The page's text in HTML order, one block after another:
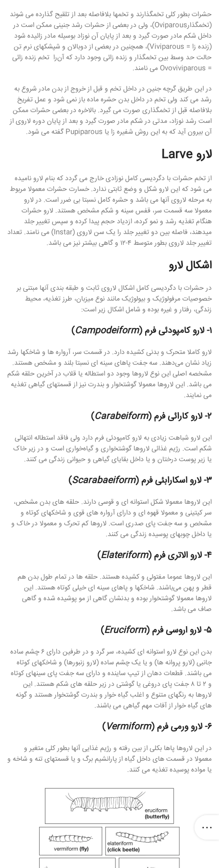
حشرات بطور کلی تخمگذارند و تخمها بلافاصله بعد از تلقیح گذارده می شوند
(تخمگذارOviparous)، ولی در بعضی از حشرات رشد جنینی ممکن است در
داخل شکم مادر صورت گیرد و بعد از پایان آن نوزاد بوسیله مادر زائیده شود
(زنده زا = Viviparous)، همچنین در بعضی از دوبالان و شپشکهای نرم تن
حالت حد وسط بین تخمگذار و زنده زائی وجود دارد که آن‌را تخم زنده زائی
= Ovoviviparous می نامند.
در این طریق گرچه جنین در داخل تخم و قبل از خروج از بدن مادر شروع به
رشد می کند ولی تخم در داخل بدن حشره ماده باز نمی شود و عمل تفريخ
بلافاصله قبل از تخمگذاری صورت می گیرد. بالاخره در بعضی حشرات ممکن
است رشد نوزاد، مدتی در شکم مادر صورت گیرد و بعد از پایان دوره لاروی از
آن بیرون آید که به این روش شفیره زا یا Pupiparous گفته می شود.
لارو Larve
از تخم حشرات با دگردیسی کامل نوزادی خارج می گردد که بنام لارو نامیده
می شود که این لارو شکل و وضع ثابتی ندارد. خسارت حشرات معمولا مربوط
به مرحله لاروی آنها می باشد و حشره کامل نسبتا بی ضرر است. در لارو
معمولا سه قسمت سر، قفس سینه و شکم مشخص هستند. لارو حشرات
هنگام تغذیه رشد و نمو کرده، ازدیاد حجم پیدا کرده و سپس تغییر جلد
میدهند، فاصله بین دو تغییر جلد را یک سن لاروى (Instar) می نامند. تعداد
تغییر جلد لاروی بطور متوسط ۴-۱۲ و گاهی بیشتر نیز می باشد.
اشکال لارو
در حشرات با دگردیسی کامل اشكال لاروی ثابت و طبقه بندی آنها مبتنی بر
خصوصیات مرفولوژیک و بیولوژیک مانند نوع میزبان، طرز تغذیه، محیط
زندگی، رفتار و غیره بوده و شامل اشکال زیر است:
١- لارو کامپودئی فرم ( Campodeiform
)
لارو کاملا متحرک و بدنی کشیده دارد. در قسمت سر، آرواره ها و شاخکها رشد
زیاد نشان می‌دهند. سه جفت پاهای سینه ای نسبتا بلند و مشخص هستند.
مشخصه اصلی این نوع لاروها وجود دو استطاله یا قلاب در آخرین حلقه شکم
می باشد. این لاروها معمولا گوشتخوار و بندرت نیز از قسمتهای گیاهی تغذیه
می نمایند.
۲- لارو کارائی فرم ( Carabeiform
)
این لارو شباهت زیادی به لارو کامپودئی فرم دارد ولی فاقد استطاله انتهائی
شکم است. رژیم غذائی لاروها گوشتخواری و گیاه‌خواری است و در زیر خاک
یا زیر پوست درختان و یا داخل بقایای گیاهی و حیوانی زندگی می کنند.
٣- لارو اسكارابئی فرم ( Scarabaeiform
)
این لاروها معمولا شکل استوانه ای و قوسی دارند. حلقه های بدن مشخص،
سر کیتینی و معمولا قهوه ای و دارای آرواره های قوی و شاخکهای کوتاه و
مشخص و سه جفت پای صدری است. لاروها کم تحرک و معمولا در خاک و
یا داخل چوبهای پوسیده زندگی می کنند.
۴- لارو الاتری فرم ( Elateriform
)
این لاروها عموما مفتولی و کشیده هستند. حلقه ها در تمام طول بدن هم
قطر و پهن می‌باشند. شاخکها و پاهای سینه ای خیلی کوتاه هستند. این
لاروها معمولا گوشتخوار بوده و بدنشان گاهی از مو پوشیده شده و گاهی
صاف می باشد.
۵- لارو اروسی فرم ( Eruciform
)
بدن این نوع لارو استوانه ای کشیده، سر گرد و در طرفین دارای ۶ چشم ساده
جانبی (لارو پروانه ها) و یا یک چشم ساده (لارو زنبورها) و شاخکهای کوتاه
می باشند. قطعات دهان از تیپ ساینده و دارای سه جفت پای سینهای کوتاه
و ۲ تا ۸ جفت پای دروغی یا گوشتی در زیر حلقه های شکم هستند. این
لاروها به رنگهای متنوع و اغلب گیاه خوار و بندرت گوشتخوار هستند و گونه
های گیاه خوار از آفات مهم گیاهی می باشند.
۶- لارو ورمی فرم ( Vermiform
)
در این لاروها پاها بکلی از بین رفته و رژیم غذایی آنها بطور کلی متغیر و
معمولا در قسمت های داخل گیاه از پارانشیم برگ و یا قسمتهای تنه و شاخه و
یا مواده پوسیده تغذیه می کنند.
تومان.